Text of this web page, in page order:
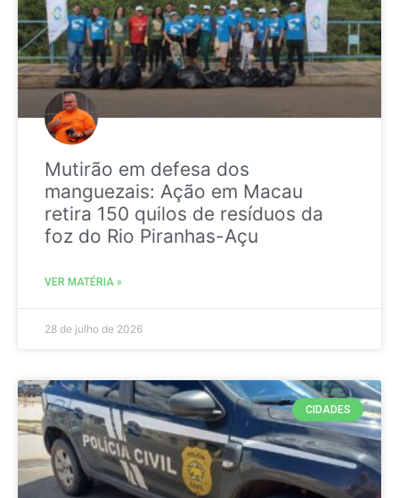
Mutirão em defesa dos
manguezais: Ação em Macau
retira 150 quilos de resíduos da
foz do Rio Piranhas-Açu
VER MATÉRIA »
28 de julho de 2026
CIDADES